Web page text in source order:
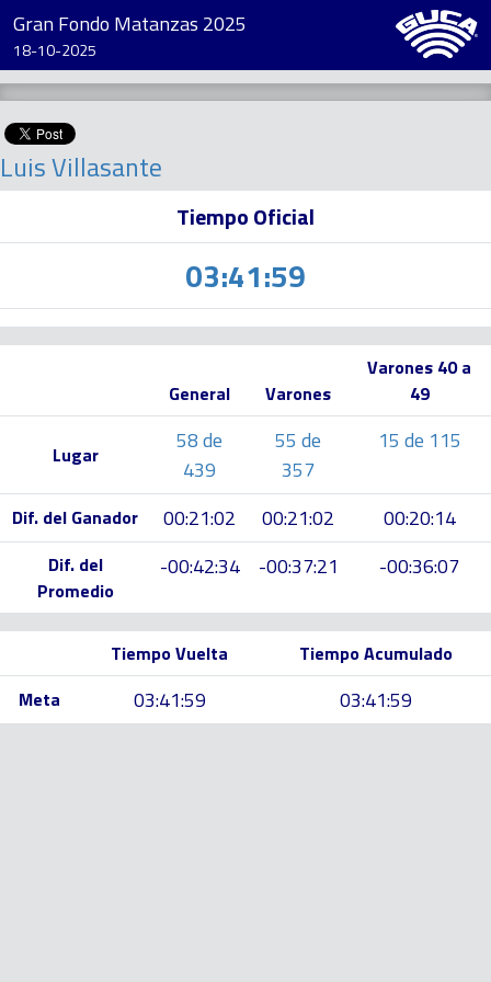
Gran Fondo Matanzas 2025
18-10-2025
Luis Villasante
Tiempo Oficial
03:41:59
General Varones
Varones 40 a
49
Lugar
58 de
439
55 de
357
15 de 115
Dif. del Ganador 00:21:02 00:21:02 00:20:14
Dif. del
Promedio
-00:42:34 -00:37:21 -00:36:07
Tiempo Vuelta
Tiempo Acumulado
Meta
03:41:59 03:41:59